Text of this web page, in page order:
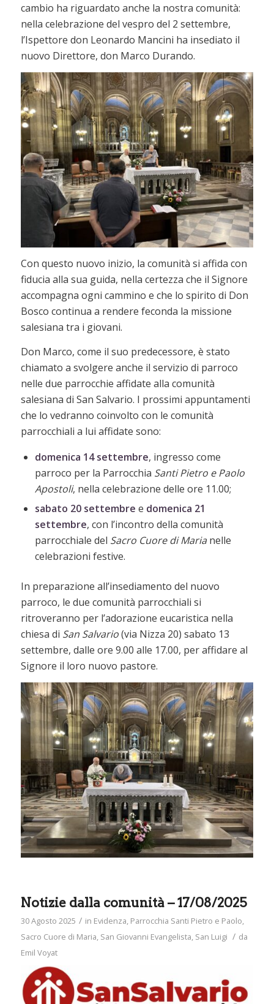
cambio ha riguardato anche la nostra comunità:
nella celebrazione del vespro del 2 settembre,
l’Ispettore don Leonardo Mancini ha insediato il
nuovo Direttore, don Marco Durando.
Con questo nuovo inizio, la comunità si affida con
fiducia alla sua guida, nella certezza che il Signore
accompagna ogni cammino e che lo spirito di Don
Bosco continua a rendere feconda la missione
salesiana tra i giovani.
Don Marco, come il suo predecessore, è stato
chiamato a svolgere anche il servizio di parroco
nelle due parrocchie affidate alla comunità
salesiana di San Salvario. I prossimi appuntamenti
che lo vedranno coinvolto con le comunità
parrocchiali a lui affidate sono:
domenica 14 settembre, ingresso come
parroco per la Parrocchia Santi Pietro e Paolo
Apostoli, nella celebrazione delle ore 11.00;
sabato 20 settembre e domenica 21
settembre, con l’incontro della comunità
parrocchiale del Sacro Cuore di Marianelle
celebrazioni festive.
In preparazione all’insediamento del nuovo
parroco, le due comunità parrocchiali si
ritroveranno per l’adorazione eucaristica nella
chiesa di San Salvario(via Nizza 20) sabato 13
settembre, dalle ore 9.00 alle 17.00, per affidare al
Signore il loro nuovo pastore.
Notizie dalla comunità – 17/08/2025
30 Agosto 2025 / in Evidenza, Parrocchia Santi Pietro e Paolo,
Sacro Cuore di Maria, San Giovanni Evangelista, San Luigi / da
Emil Voyat